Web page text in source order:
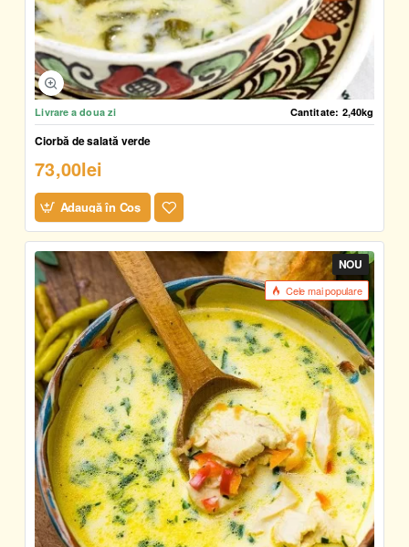
Livrare a doua zi Cantitate: 2,40kg
Ciorbă de salată verde
73,00lei
Adaugă în Coş
NOU
Cele mai populare